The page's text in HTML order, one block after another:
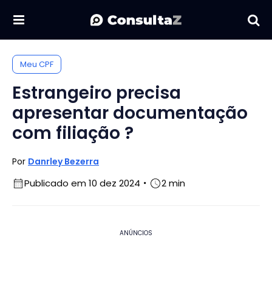
Meu CPF
Estrangeiro precisa
apresentar documentação
com filiação ?
Por Danrley Bezerra
Publicado em 10 dez 2024 2 min
ANÚNCIOS